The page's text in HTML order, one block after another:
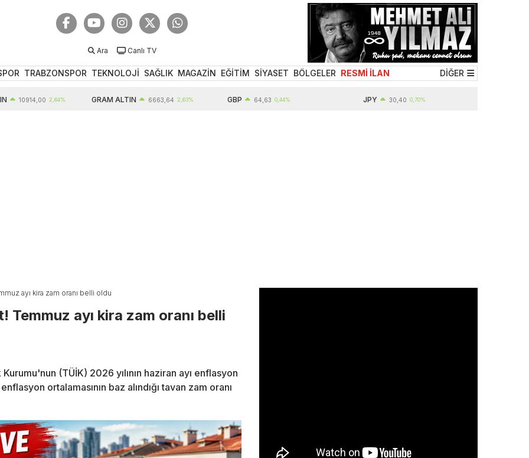
Ara Canlı TV
TRABZONSPOR TEKNOLOJİ SAĞLIK MAGAZİN EĞİTİM SİYASET BÖLGELER RESMİ İLAN DİĞER
10914,00 2,64% GRAM ALTIN 6663,64 2,63% 64,63 0,44% 30,40 0,70%
ayı kira zam oranı belli oldu
Temmuz ayı kira zam oranı belli
(TÜİK) 2026 yılının haziran ayı enflasyon
ortalamasının baz alındığı tavan zam oranı